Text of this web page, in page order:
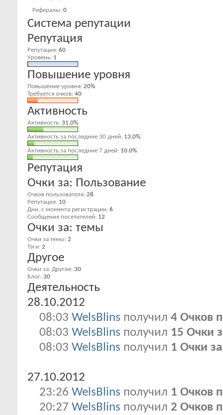
Рефералы 0
Система репутации
Репутация
Репутация 60
Уровень 1
Повышение уровня
Повышение уровня 20%
Требуется очков 40
Активность
Активность 31.0%
Активность за последние 30 дней 13.0%
Активность за последние 7 дней 10.0%
Репутация
Очки за: Пользование
Очков пользователя 28
Репутация 10
Дни, с момента регистрации 6
Сообщения посетителей
12
Очки за: темы
Очки за темы 2
Тэги 2
Другое
Очки за: Другое 30
Блог 30
Деятельность
28.10.2012
08:03 WelsBlins получил 4 Очков
08:03 WelsBlins получил 15 Очки
08:03 WelsBlins получил 1 Очки
27.10.2012
23:26 WelsBlins получил 1 Очков
20:27 WelsBlins получил 2 Очков